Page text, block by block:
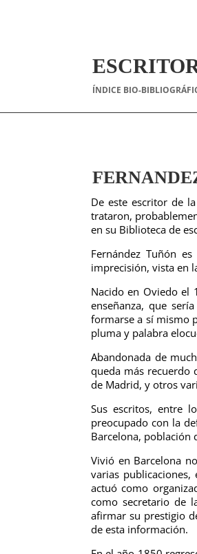
ÍNDICE BIO-
De este escritor de
trataron,
en su Biblioteca de
Fernández Tuñón
imprecisión, vista en
Nacido en Oviedo el
enseñanza, que
formarse a sí mismo
pluma y palabra
Abandonada de
queda más recuerdo
de Madrid, y otros
Sus escritos, entre
preocupado con la
Barcelona, población
Vivió en Barcelona
varias
actuó como
como secretario de
afirmar su prestigio
de esta información.